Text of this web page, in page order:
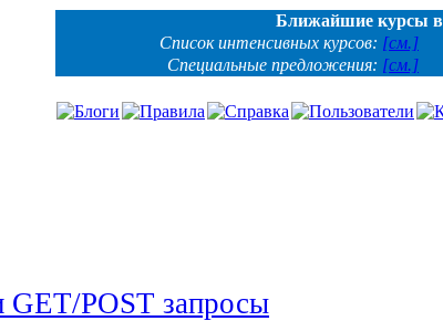
Ближайшие курсы в
Список интенсивных курсов: [см.]
Специальные предложения: [см.]
POST запросы